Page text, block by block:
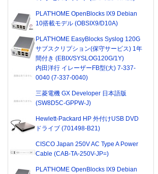
PLAT'HOME OpenBlocks IX9 Debian
10搭載モデル (OBSIX9/D10A)
PLAT'HOME EasyBlocks Syslog 120G
サブスクリプション(保守サービス) 1年
間付き (EBIX/SYSLOG120G/1Y)
内田洋行 イレーザーFB型(大) 7-337-
0040 (7-337-0040)
三菱電機 GX Developer 日本語版
(SW8D5C-GPPW-J)
Hewlett-Packard HP 外付けUSB DVD
ドライブ (701498-B21)
CISCO Japan 250V AC Type A Power
Cable (CAB-TA-250V-JP=)
PLAT'HOME OpenBlocks IX9 Debian